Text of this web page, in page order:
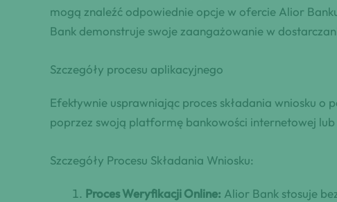
mogą znaleźć odpowiednie opcje w ofercie Alior
Bank demonstruje swoje zaangażowanie w
Szczegóły procesu aplikacyjnego
Efektywnie usprawniając proces składania wniosku
poprzez swoją platformę bankowości internetowej
Szczegóły Procesu Składania Wniosku:
Proces Weryfikacji Online: Alior Bank stosuje